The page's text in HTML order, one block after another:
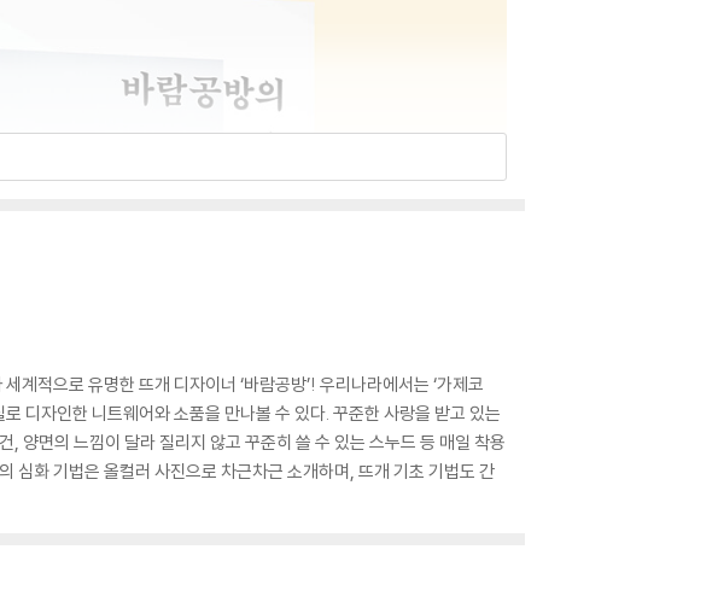
적으로 유명한 뜨개 디자이너 ‘바람공방’! 우리나라에서는 ‘가제코
디자인한 니트웨어와 소품을 만나볼 수 있다. 꾸준한 사랑을 받고 있는
양면의 느낌이 달라 질리지 않고 꾸준히 쓸 수 있는 스누드 등 매일 착용
심화 기법은 올컬러 사진으로 차근차근 소개하며, 뜨개 기초 기법도 간